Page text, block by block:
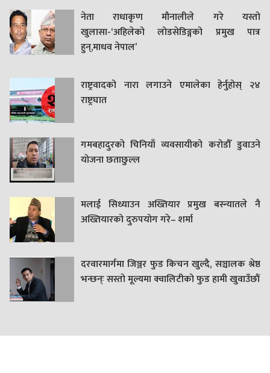
नेता राधाकृण मौनालीले गरे यस्तो
खुलासा-‘अहिलेको लोडसेडिङ्गको प्रमुख पात्र
हुन्,माधव नेपाल’
राष्ट्रवादको नारा लगाउने एमालेका हेर्नुहोस् २४
राष्ट्रघात
गमबहादुरकाे चिनियाँ व्यवसायीको करोडौँ डुवाउने
याेजना छताछुल्ल
मलाई सिध्याउन अख्तियार प्रमुख बस्न्यातले नै
अख्तियारको दुरुपयोग गरे– शर्मा
दरवारमार्गमा जिञ्जर फुड किचन खुल्दै, सञ्चालक श्रेष्ठ
भन्छन्ः सस्तो मूल्यमा क्वालिटीको फुड हामी खुवाउँछौं